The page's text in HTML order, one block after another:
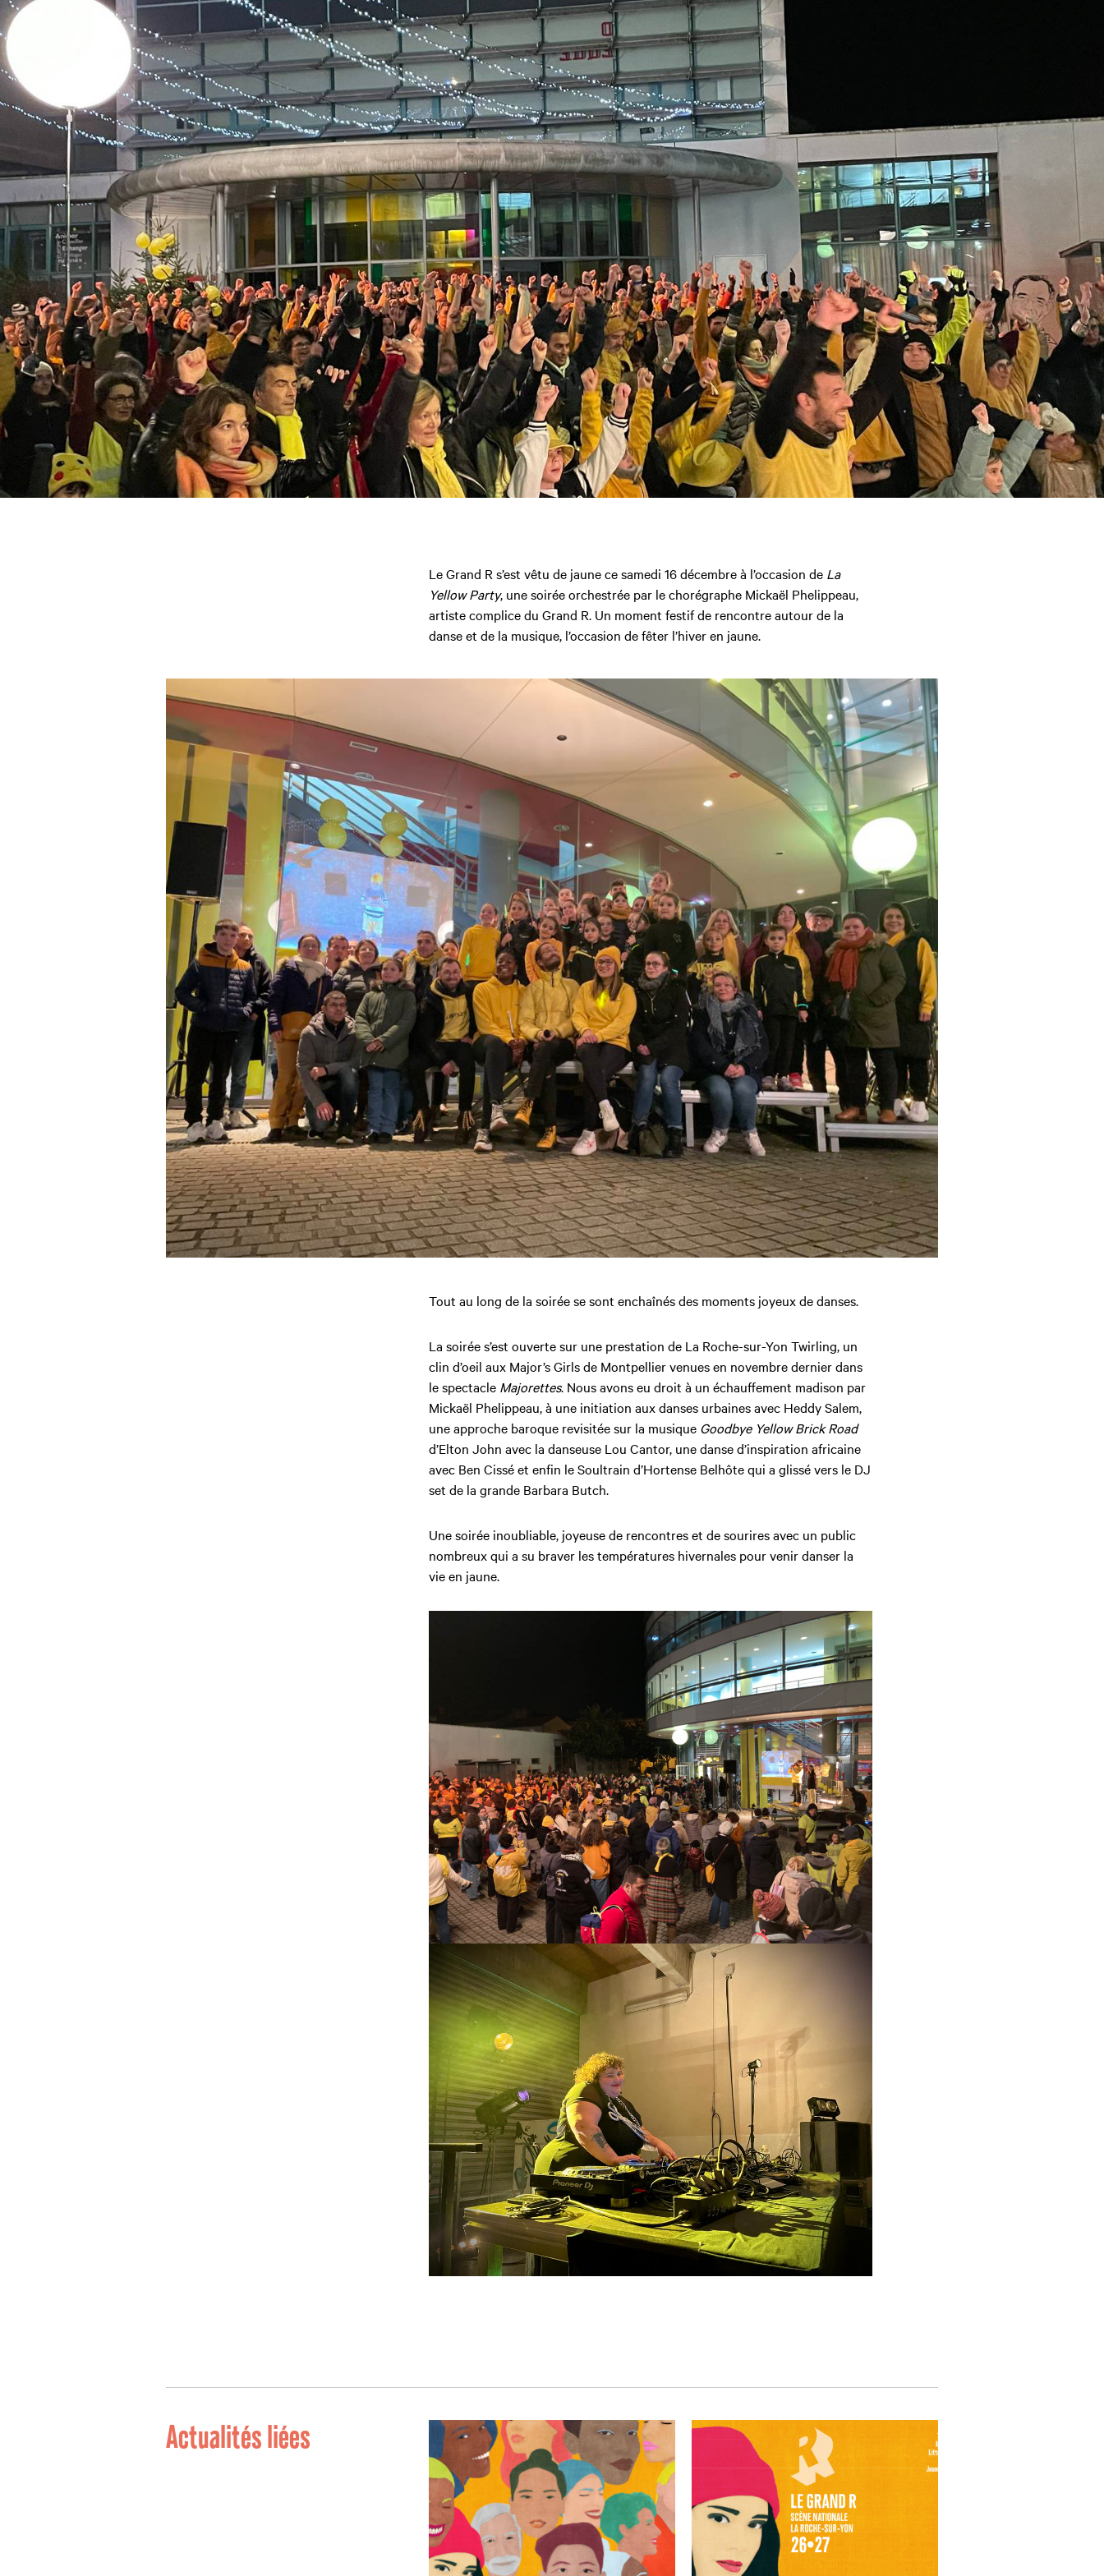
Le Grand R s’est vêtu de jaune ce samedi 16 décembre à l’occasion de La
Yellow Party, une soirée orchestrée par le chorégraphe Mickaël Phelippeau,
artiste complice du Grand R. Un moment festif de rencontre autour de la
danse et de la musique, l’occasion de fêter l’hiver en jaune.
Tout au long de la soirée se sont enchaînés des moments joyeux de danses.
La soirée s’est ouverte sur une prestation de La Roche-sur-Yon Twirling, un
clin d’oeil aux Major’s Girls de Montpellier venues en novembre dernier dans
le spectacle Majorettes. Nous avons eu droit à un échauffement madison par
Mickaël Phelippeau, à une initiation aux danses urbaines avec Heddy Salem,
une approche baroque revisitée sur la musique Goodbye Yellow Brick Road
d’Elton John avec la danseuse Lou Cantor, une danse d’inspiration africaine
avec Ben Cissé et enfin le Soultrain d’Hortense Belhôte qui a glissé vers le DJ
set de la grande Barbara Butch.
Une soirée inoubliable, joyeuse de rencontres et de sourires avec un public
nombreux qui a su braver les températures hivernales pour venir danser la
vie en jaune.
Actualités liées